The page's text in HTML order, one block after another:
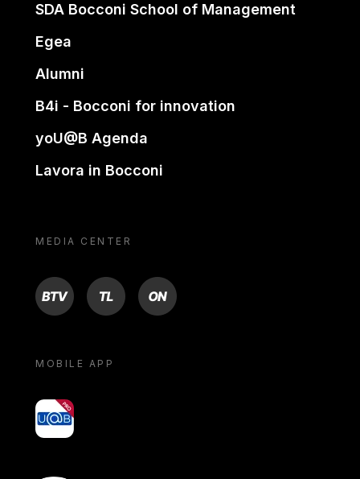
SDA Bocconi School of Management
Egea
Alumni
B4i - Bocconi for innovation
yoU@B Agenda
Lavora in Bocconi
MEDIA CENTER
BTV TL ON
MOBILE APP
yoU@B